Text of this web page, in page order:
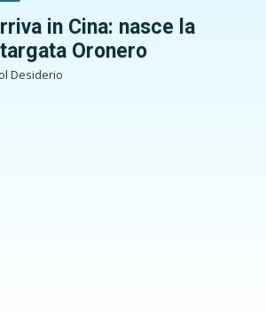
in Cina: nasce la
Oronero
Desiderio